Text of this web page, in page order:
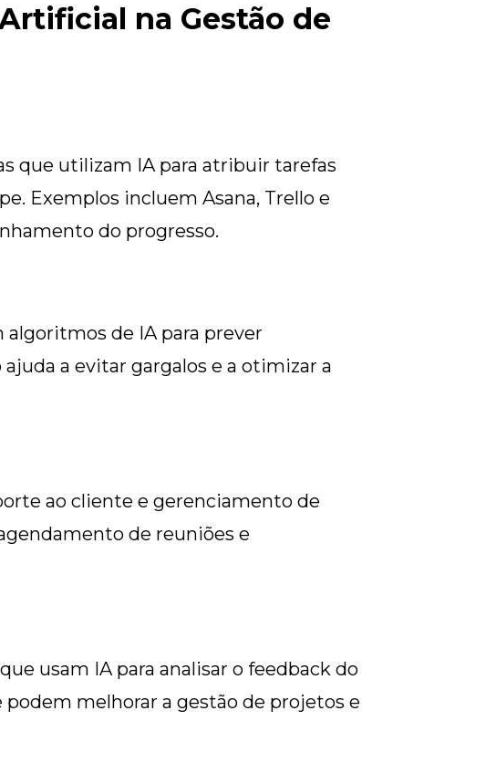
na Gestão de
que utilizam IA para atribuir tarefas
Exemplos incluem Asana, Trello e
do progresso.
de IA para prever
a evitar gargalos e a otimizar a
ao cliente e gerenciamento de
de reuniões e
usam IA para analisar o feedback do
melhorar a gestão de projetos e